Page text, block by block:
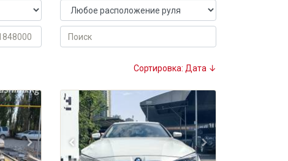
Расположение руля
Поиск
Сортировка: Дата ↓